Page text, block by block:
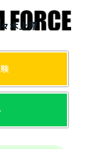
木上原